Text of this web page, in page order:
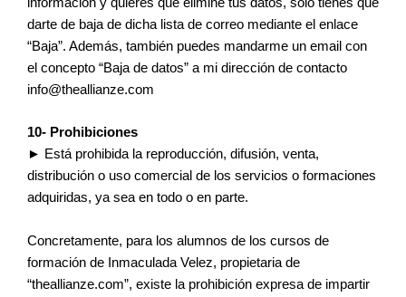
darte de baja de dicha lista de correo mediante el enlace
“Baja”. Además, también puedes mandarme un email con
el concepto “Baja de datos” a mi dirección de contacto
info@theallianze.com
10- Prohibiciones
► Está prohibida la reproducción, difusión, venta,
distribución o uso comercial de los servicios o formaciones
adquiridas, ya sea en todo o en parte.
Concretamente, para los alumnos de los cursos de
formación de Inmaculada Velez, propietaria de
“theallianze.com”, existe la prohibición expresa de impartir